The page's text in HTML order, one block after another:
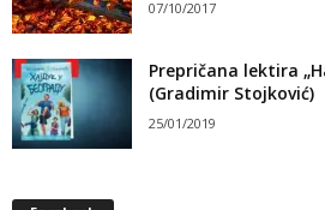
07/10/2017
Prepričana lektira
(Gradimir Stojković)
25/01/2019